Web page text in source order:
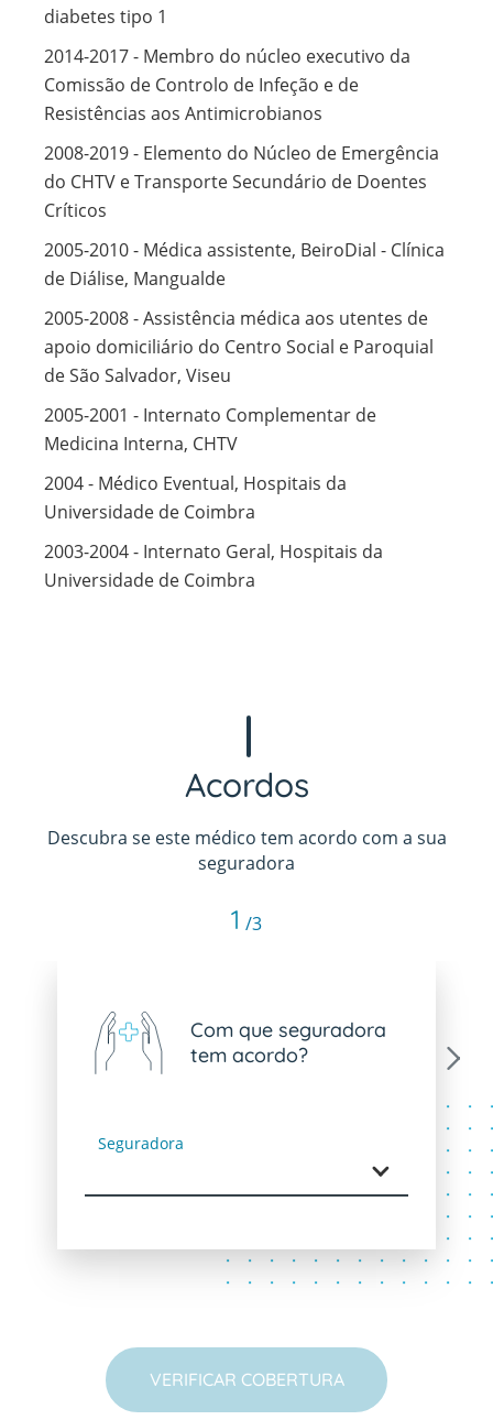
diabetes tipo 1
2014-2017 - Membro do núcleo executivo da
Comissão de Controlo de Infeção e de
Resistências aos Antimicrobianos
2008-2019 - Elemento do Núcleo de Emergência
do CHTV e Transporte Secundário de Doentes
Críticos
2005-2010 - Médica assistente, BeiroDial - Clínica
de Diálise, Mangualde
2005-2008 - Assistência médica aos utentes de
apoio domiciliário do Centro Social e Paroquial
de São Salvador, Viseu
2005-2001 - Internato Complementar de
Medicina Interna, CHTV
2004 - Médico Eventual, Hospitais da
Universidade de Coimbra
2003-2004 - Internato Geral, Hospitais da
Universidade de Coimbra
Acordos
Descubra se este médico tem acordo com a sua
seguradora
Com que seguradora
tem acordo?
Seguradora
Next
1 /3
VERIFICAR COBERTURA